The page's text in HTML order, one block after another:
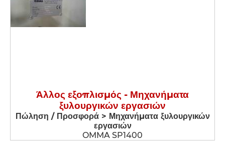
Άλλος εξοπλισμός - Μηχανήματα
ξυλουργικών εργασιών
Πώληση / Προσφορά > Μηχανήματα ξυλουργικών
εργασιών
OMMA SP1400